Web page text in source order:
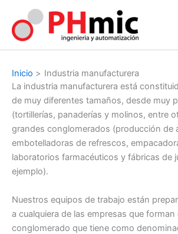
contenido
Inicio
Industria manufacturera
La industria manufacturera está
de muy diferentes tamaños, desde muy
(tortillerías, panaderías y molinos, entre
grandes conglomerados (producción de
embotelladoras de refrescos,
laboratorios farmacéuticos y fábricas de
ejemplo).
Nuestros equipos de trabajo están
a cualquiera de las empresas que forman
conglomerado que tiene como